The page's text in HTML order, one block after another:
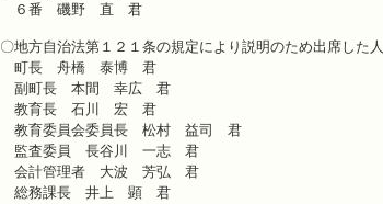
６番 磯野 直 君
〇地方自治法第１２１条の規定により説明のため出席した人
町長 舟橋 泰博 君
副町長 本間 幸広 君
教育長 石川 宏 君
教育委員会委員長 松村 益司 君
監査委員 長谷川 一志 君
会計管理者 大波 芳弘 君
総務課長 井上 顕 君